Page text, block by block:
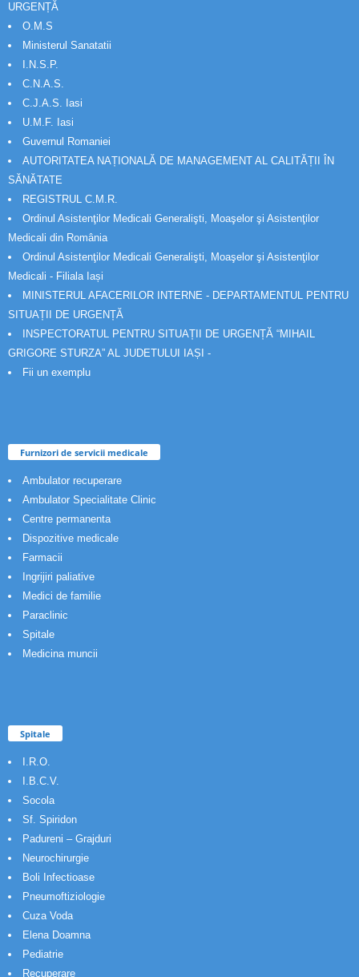
URGENȚĂ
O.M.S
Ministerul Sanatatii
I.N.S.P.
C.N.A.S.
C.J.A.S. Iasi
U.M.F. Iasi
Guvernul Romaniei
AUTORITATEA NAȚIONALĂ DE MANAGEMENT AL CALITĂȚII ÎN
SĂNĂTATE
REGISTRUL C.M.R.
Ordinul Asistenţilor Medicali Generalişti, Moaşelor şi Asistenţilor
Medicali din România
Ordinul Asistenţilor Medicali Generalişti, Moaşelor şi Asistenţilor
Medicali - Filiala Iași
MINISTERUL AFACERILOR INTERNE - DEPARTAMENTUL PENTRU
SITUAȚII DE URGENȚĂ
INSPECTORATUL PENTRU SITUAȚII DE URGENȚĂ “MIHAIL
GRIGORE STURZA” AL JUDETULUI IAȘI -
Fii un exemplu
Furnizori de servicii medicale
Ambulator recuperare
Ambulator Specialitate Clinic
Centre permanenta
Dispozitive medicale
Farmacii
Ingrijiri paliative
Medici de familie
Paraclinic
Spitale
Medicina muncii
Spitale
I.R.O.
I.B.C.V.
Socola
Sf. Spiridon
Padureni – Grajduri
Neurochirurgie
Boli Infectioase
Pneumoftiziologie
Cuza Voda
Elena Doamna
Pediatrie
Recuperare